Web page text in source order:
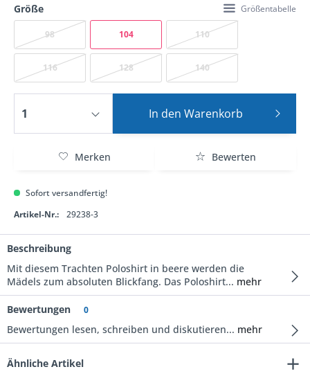
Größe Größentabelle
98 104 110
116 128 140
In den Warenkorb
Merken Bewerten
Sofort versandfertig!
Artikel-Nr.:
29238-3
Beschreibung
Mit diesem Trachten Poloshirt in beere werden die
Mädels zum absoluten Blickfang. Das Poloshirt... mehr
Bewertungen 0
Bewertungen lesen, schreiben und diskutieren... mehr
Ähnliche Artikel